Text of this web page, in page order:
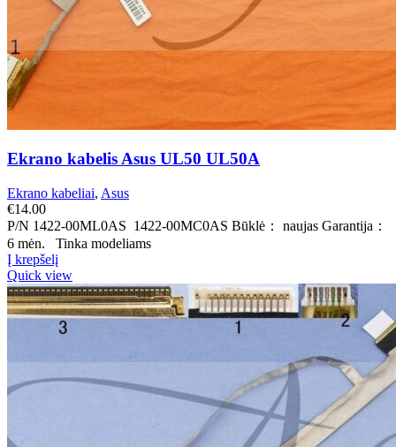
Ekrano kabelis Asus UL50 UL50A
Ekrano kabeliai, Asus
€14.00
P/N 1422-00ML0AS 1422-00MC0AS Būklė： naujas Garantija：
6 mėn. Tinka modeliams
Į krepšelį
Quick view